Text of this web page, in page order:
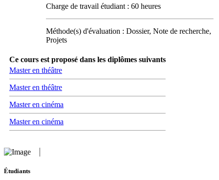
Charge de travail étudiant : 60 heures
Méthode(s) d'évaluation : Dossier, Note de recherche,
Projets
Ce cours est proposé dans les diplômes suivants
Master en théâtre
Master en théâtre
Master en cinéma
Master en cinéma
Étudiants